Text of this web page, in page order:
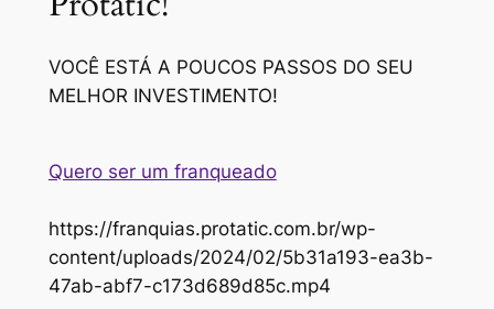
VOCÊ ESTÁ A POUCOS PASSOS DO SEU
MELHOR INVESTIMENTO!
Quero ser um franqueado
https://franquias.protatic.com.br/wp-
content/uploads/2024/02/5b31a193-ea3b-
47ab-abf7-c173d689d85c.mp4